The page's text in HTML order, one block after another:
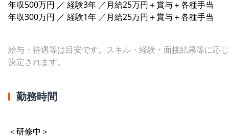
年収500万円 ／ 経験3年 ／月給25万円＋賞与＋各種手当
年収300万円 ／ 経験1年 ／月給25万円＋賞与＋各種手当
給与・待遇等は目安です。スキル・経験・面接結果等に応
決定されます。
勤務時間
＜研修中＞